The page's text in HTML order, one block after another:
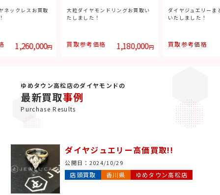
ネックレスお買取
1,260,000円
大粒ダイヤモンドリングお買取い
たしました！
買取参考価格 1,180,000円
ダイヤジュエリーま
いたしました！
買取参考価格
ゆめタウン高松店のダイヤモンドの
最新買取事例
Purchase Results
ダイヤジュエリー高価買取!!
公開日： 2024/10/29
店頭買取 香川県 ゆめタウン高松店